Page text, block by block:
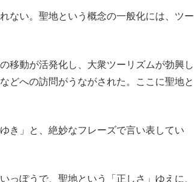
ない。聖地という概念の一般化には、ツー
移動が活発化し、大衆ツーリズムが勃興し
どへの訪問がうながされた。ここに聖地と
き」と、絶妙なフレーズで言い表してい
ぽうで、聖地という「正しさ」ゆえに、